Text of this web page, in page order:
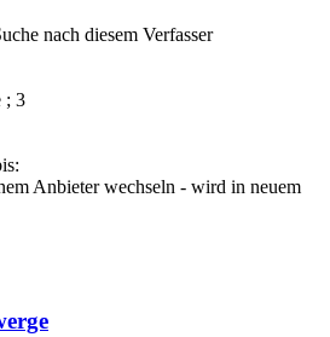
nach diesem Verfasser
; 3
Anbieter wechseln - wird in neuem